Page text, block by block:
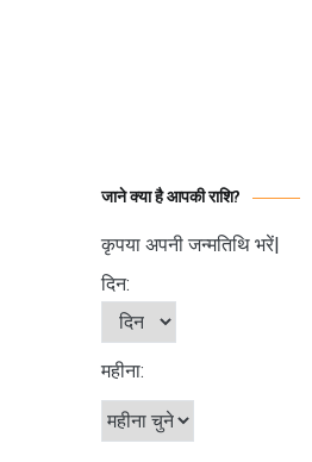
जाने क्या है आपकी राशि?
कृपया अपनी जन्मतिथि भरें|
दिन:
महीना: